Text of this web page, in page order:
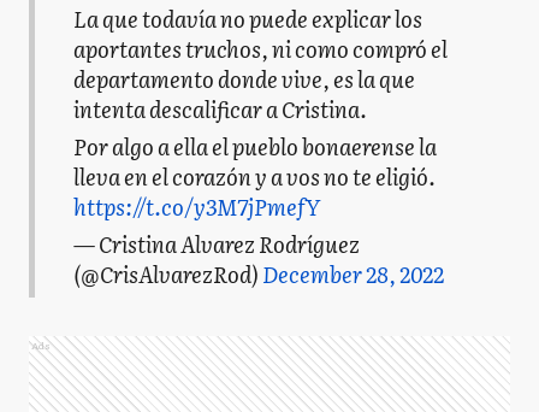
La que todavía no puede explicar los
aportantes truchos, ni como compró el
departamento donde vive, es la que
intenta descalificar a Cristina.
Por algo a ella el pueblo bonaerense la
lleva en el corazón y a vos no te eligió.
https://t.co/y3M7jPmefY
— Cristina Alvarez Rodríguez
(@CrisAlvarezRod)December 28, 2022
Ads